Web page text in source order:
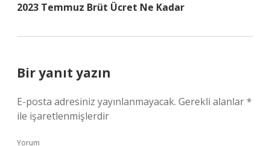
2023 Temmuz Brüt Ücret Ne Kadar
Bir yanıt yazın
E-posta adresiniz yayınlanmayacak. Gerekli alanlar*
ile işaretlenmişlerdir
Yorum